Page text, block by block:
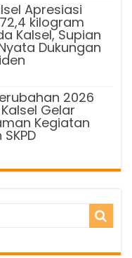
Apresiasi
kilogram
Kalsel, Supian
Dukungan
2026
Kalsel Gelar
Kegiatan